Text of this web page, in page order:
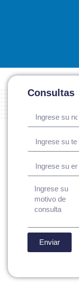
Consultas
Enviar